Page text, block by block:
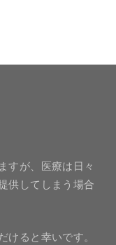
すが、医療は日々
供してしまう場合
けると幸いです。